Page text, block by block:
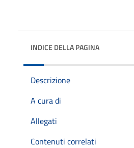
INDICE DELLA PAGINA
Descrizione
A cura di
Allegati
Contenuti correlati